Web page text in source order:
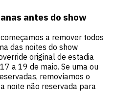
antes do show
a remover todos
das noites do show
original de estadia
a 19 de maio. Se uma ou
removíamos o
noite não reservada para